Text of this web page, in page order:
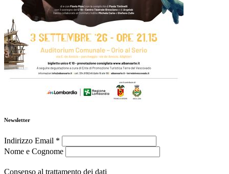
Newsletter
Indirizzo Email *
Nome e Cognome
Consenso al trattamento dei dati